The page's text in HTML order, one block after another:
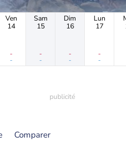
Ven
14
-
-
Sam
15
-
-
Dim
16
-
-
Lun
17
-
-
Comparer